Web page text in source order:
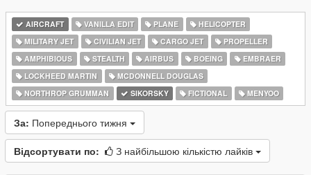
AIRCRAFT VANILLA EDIT PLANE
HELICOPTER
MILITARY JET
CIVILIAN JET CARGO JET
PROPELLER
AMPHIBIOUS
STEALTH AIRBUS BOEING
EMBRAER
LOCKHEED MARTIN
MCDONNELL DOUGLAS
NORTHROP GRUMMAN
SIKORSKY FICTIONAL MENYOO
За: Попереднього тижня
Відсортувати по: З найбільшою кількістю лайків